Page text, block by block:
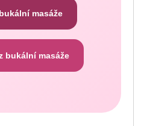
masáže
bukální masáže